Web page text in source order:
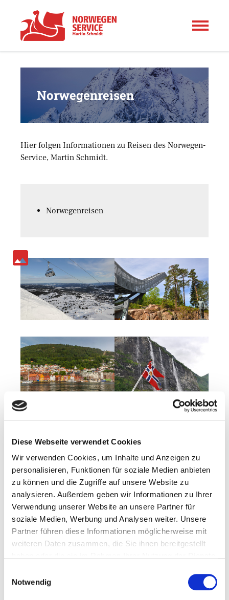
Diese Webseite verwendet Cookies
Wir verwenden Cookies, um Inhalte und Anzeigen zu
personalisieren, Funktionen für soziale Medien anbieten
zu können und die Zugriffe auf unsere Website zu
analysieren. Außerdem geben wir Informationen zu Ihrer
Verwendung unserer Website an unsere Partner für
soziale Medien, Werbung und Analysen weiter. Unsere
Partner führen diese Informationen möglicherweise mit
weiteren Daten zusammen, die Sie ihnen bereitgestellt
Notwendig
Norwegenreisen
Hier folgen Informationen zu Reisen des Norwegen-
Service, Martin Schmidt.
Norwegenreisen
Reisejournalismus
Norwegischkurse
Reiseleitung
Norwegenreisen
Veröffentlichungen